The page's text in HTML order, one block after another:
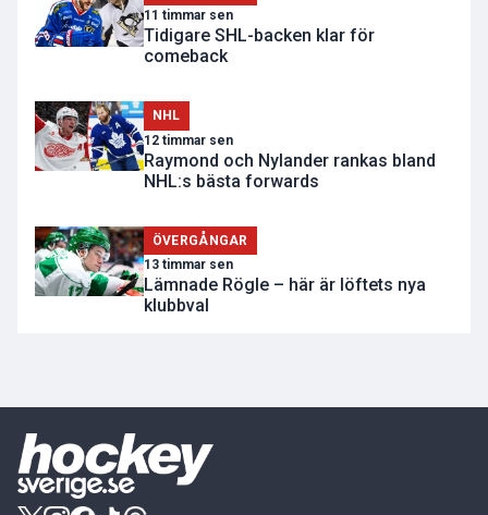
11 timmar sen
Tidigare SHL-backen klar för
comeback
NHL
12 timmar sen
Raymond och Nylander rankas bland
NHL:s bästa forwards
ÖVERGÅNGAR
13 timmar sen
Lämnade Rögle – här är löftets nya
klubbval